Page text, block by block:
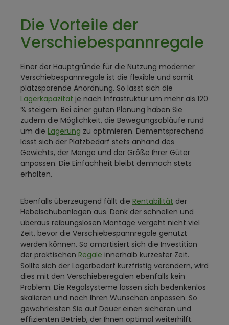
Die Vorteile der
Verschiebespannregale
Einer der Hauptgründe für die Nutzung moderner
Verschiebespannregale ist die flexible und somit
platzsparende Anordnung. So lässt sich die
Lagerkapazität je nach Infrastruktur um mehr als 120
% steigern. Bei einer guten Planung haben Sie
zudem die Möglichkeit, die Bewegungsabläufe rund
um die Lagerung zu optimieren. Dementsprechend
lässt sich der Platzbedarf stets anhand des
Gewichts, der Menge und der Größe Ihrer Güter
anpassen. Die Einfachheit bleibt demnach stets
erhalten.
Ebenfalls überzeugend fällt die Rentabilität der
Hebelschubanlagen aus. Dank der schnellen und
überaus reibungslosen Montage vergeht nicht viel
Zeit, bevor die Verschiebespannregale genutzt
werden können. So amortisiert sich die Investition
der praktischen Regale innerhalb kürzester Zeit.
Sollte sich der Lagerbedarf kurzfristig verändern, wird
dies mit den Verschieberegalen ebenfalls kein
Problem. Die Regalsysteme lassen sich bedenkenlos
skalieren und nach Ihren Wünschen anpassen. So
gewährleisten Sie auf Dauer einen sicheren und
effizienten Betrieb, der Ihnen optimal weiterhilft.